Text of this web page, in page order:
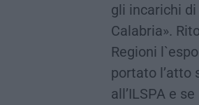
gli incarichi
Calabria».
Regioni
portato l’atto
all’ILSPA e